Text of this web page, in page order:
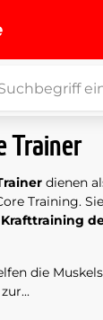
Trainer
dienen
Training.
die